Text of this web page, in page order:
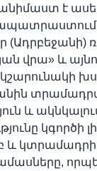
է
(Ադրբեջանի)
վրա» և
և
կգործի
և կտրամադրի